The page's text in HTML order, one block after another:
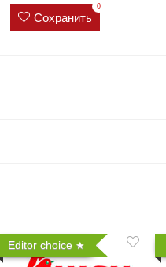
Сохранить
0
Editor choice